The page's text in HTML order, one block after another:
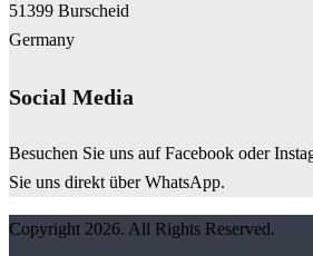
51399 Burscheid
Germany
Social Media
Besuchen Sie uns auf Facebook oder
Sie uns direkt über WhatsApp.
Copyright 2026. All Rights Reserved.